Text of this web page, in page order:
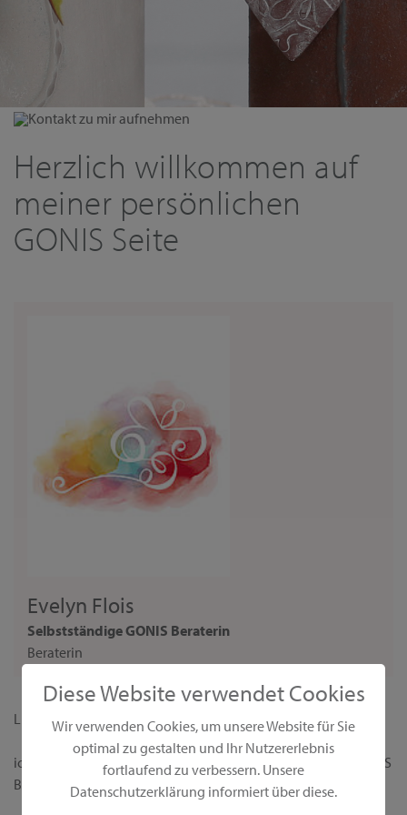
Diese Website verwendet Cookies
Wir verwenden Cookies, um unsere Website für Sie
optimal zu gestalten und Ihr Nutzererlebnis
fortlaufend zu verbessern. Unsere
Datenschutzerklärung informiert über diese.
Kontakt zu mir aufnehmen
Herzlich willkommen auf
meiner persönlichen
GONIS Seite
Evelyn Flois
Selbstständige GONIS Beraterin
Beraterin
Liebe Interessentin,
ich begrüße dich ganz herzlich auf meiner persönlichen GONIS
Beraterseite!